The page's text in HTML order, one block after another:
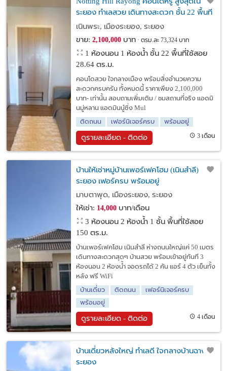
ระยอง ทำเลสวย เดินทางสะดวก ชั้น 22 พื้นที่
28 ตร.ม.
เนินพระ, เมืองระยอง, ระยอง
ขาย: 2,100,000บาท ตรม.ละ 73,324 บาท
1 ห้องนอน 1 ห้องน้ำ ชั้น 22 พื้นที่ใช้สอย
28.64 ตร.ม.
คอนโดสวย ใจกลางเมือง พร้อมสิ่งอำนวยความ
สะดวกครบครัน ทั้งหมดนี้ ราคาเพียง 2,100,000
บาท- เท่านั้น สอบถามเพิ่มเติม / ชมสถานที่จริง แอดมิ
นมู่หลาน แอดมินนู๋ซิ่ง Mul
ติดถนน
เฟอร์นิเจอร์ครบ พร้อมอยู่
ดูรายละเอียด - ติดต่อ 3 เดือน
บ้านให้เช่าหมู่บ้านเพอร์เฟคโฮม (เนินสำลี)
ระยอง เฟอร์ครบ พร้อมอยู่
มาบตาพุด, เมืองระยอง, ระยอง
ให้เช่า: 14,000บาท/เดือน
3 ห้องนอน 2 ห้องน้ำ 1 ชั้น พื้นที่ใช้สอย
150 ตร.ม.
บ้านเพอร์เฟคโฮม เนินสำลี ห่างถนนใหญ่แค่ 50 เมตร
เดินทางสะดวกสุดๆ บ้านสวย พร้อมเข้าอยู่ทันที 3
ห้องนอน 2 ห้องน้ำ จอดรถได้ 2 คัน แอร์ 4 ตัว เย็นทั้ง
หลัง ฟรี WiFi
บ้านเดี่ยว
ติดถนน
เฟอร์นิเจอร์ครบ
พร้อมอยู่
ดูรายละเอียด - ติดต่อ 4 เดือน
บ้านเดี่ยวหลังใหญ่ ทำเลดี ใจกลางบ้านฉาง
ระยอง